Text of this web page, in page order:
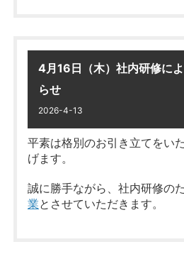
4月16日（木）社内研修に
らせ
2026-4-13
平素は格別のお引き立てをい
げます。
誠に勝手ながら、社内研修の
業とさせていただきます。